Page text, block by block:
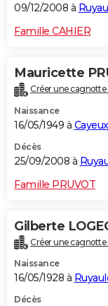
09/12/2008 à
Famille CAHIER
Mauricette
Créer une cagnotte
Naissance
16/05/1949 à
Décès
25/09/2008 à
Famille PRUVOT
Gilberte
Créer une cagnotte
Naissance
16/05/1928 à
Décès